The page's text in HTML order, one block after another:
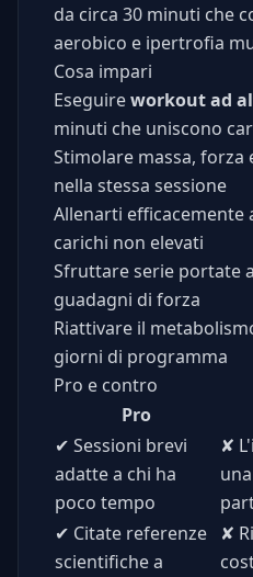
da circa 30 minuti che
aerobico e ipertrofia
Cosa impari
Eseguireworkout ad
minuti che uniscono
Stimolare massa, forza
nella stessa sessione
Allenarti efficacemente
carichi non elevati
Sfruttare serie portate
guadagni di forza
Riattivare il
giorni di programma
Pro e contro
Pro
✔ Sessioni brevi
adatte a chi ha
poco tempo
✘
✔ Citate referenze
scientifiche a
✘